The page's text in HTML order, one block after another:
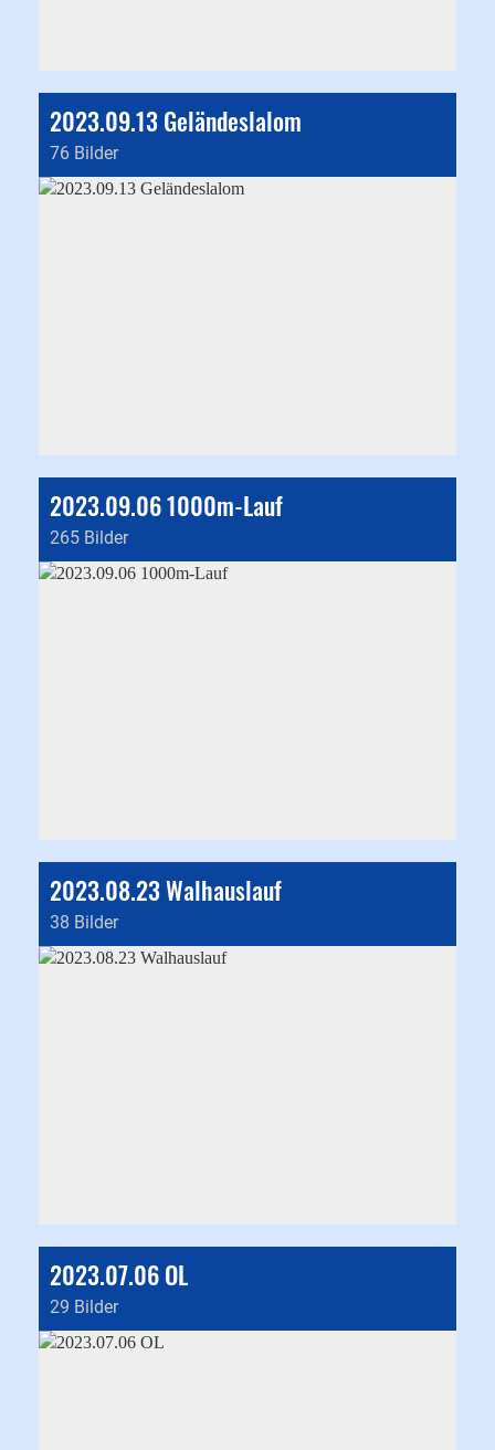
2023.09.13 Geländeslalom
76 Bilder
2023.09.06 1000m-Lauf
265 Bilder
2023.08.23 Walhauslauf
38 Bilder
2023.07.06 OL
29 Bilder